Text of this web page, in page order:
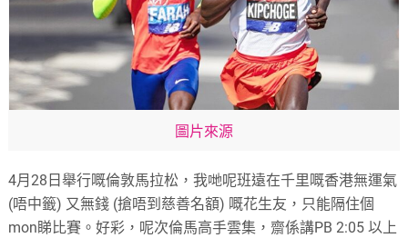
圖片來源
4月28日舉行嘅倫敦馬拉松，我哋呢班遠在千里嘅香港無運氣
(唔中籤) 又無錢 (搶唔到慈善名額) 嘅花生友，只能隔住個
mon睇比賽。好彩，呢次倫馬高手雲集，齋係講PB 2:05 以上